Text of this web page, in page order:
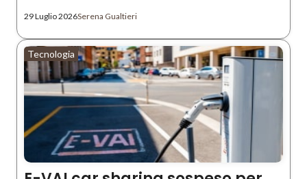
29 Luglio 2026Serena Gualtieri
Tecnologia